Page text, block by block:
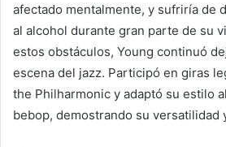
afectado mentalmente, y sufriría de
al alcohol durante gran parte de su
estos obstáculos, Young continuó
escena del jazz. Participó en giras
the Philharmonic y adaptó su estilo
bebop, demostrando su versatilidad